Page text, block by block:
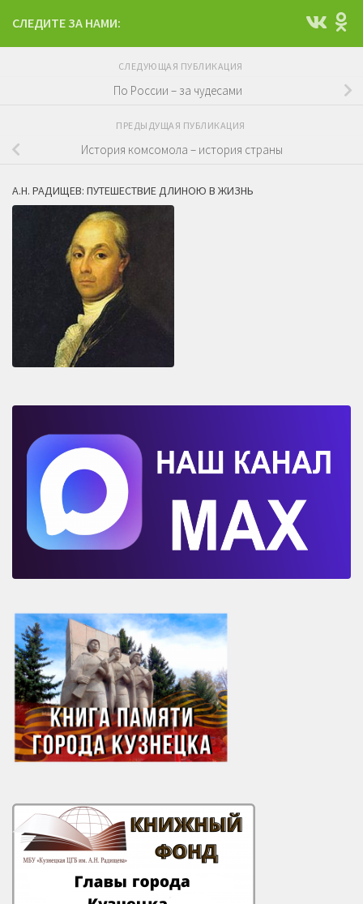
СЛЕДИТЕ ЗА НАМИ:
СЛЕДУЮЩАЯ ПУБЛИКАЦИЯ
По России – за чудесами
ПРЕДЫДУЩАЯ ПУБЛИКАЦИЯ
История комсомола – история страны
А.Н. РАДИЩЕВ: ПУТЕШЕСТВИЕ ДЛИНОЮ В ЖИЗНЬ